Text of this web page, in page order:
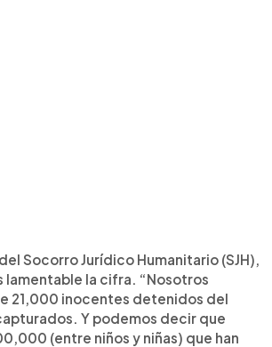
Socorro Jurídico Humanitario (SJH),
lamentable la cifra. “Nosotros
21,000 inocentes detenidos del
Y podemos decir que
(entre niños y niñas) que han